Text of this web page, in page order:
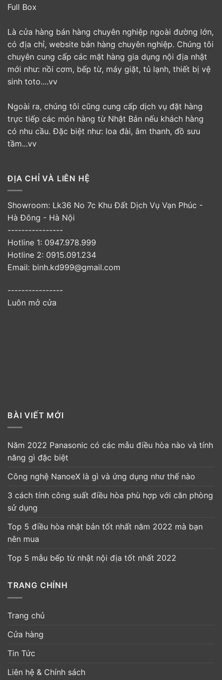
Full Box
Là cửa hàng bán hàng chuyên nghiệp ngoài đường lớn,
có địa chỉ, website bán hàng chuyên nghiệp. Chúng tôi
chuyên cung cấp các mặt hàng gia dụng nội địa nhật
mới như: nồi cơm, bếp từ, máy giặt, tủ lạnh, thiết bị vệ
sinh toto....vv
Ngoài ra, chúng tôi cũng cung cấp dịch vụ đặt hàng
trực tiếp các món hàng từ Nhật Bản nếu khách hàng
có nhu cầu. Đặc biệt như: loa đài, âm thanh, đồ sưu
tầm...vv
ĐỊA CHỈ VÀ LIÊN HỆ
Showroom: Lk36 No 7c Khu Đất Dịch Vụ Vạn Phúc -
Hà Đông - Hà Nội
----------------
Hotline 1: 0947.978.999
Hotline 2: 0915.091.234
Email: binh.kd999@gmail.com
----------------
Luôn mở cửa
BÀI VIẾT MỚI
Năm 2022 Panasonic có các mẫu điều hòa nào và tính
năng gì đặc biệt
Công nghệ NanoeX là gì và ứng dụng như thế nào
3 cách tính công suất điều hòa phù hợp với căn phòng
sử dụng
Top 5 điều hòa nhật bản tốt nhất năm 2022 mà bạn
nên mua
Top 5 mẫu bếp từ nhật nội địa tốt nhất 2022
TRANG CHÍNH
Trang chủ
Cửa hàng
Tin Tức
Liên hệ & Chính sách